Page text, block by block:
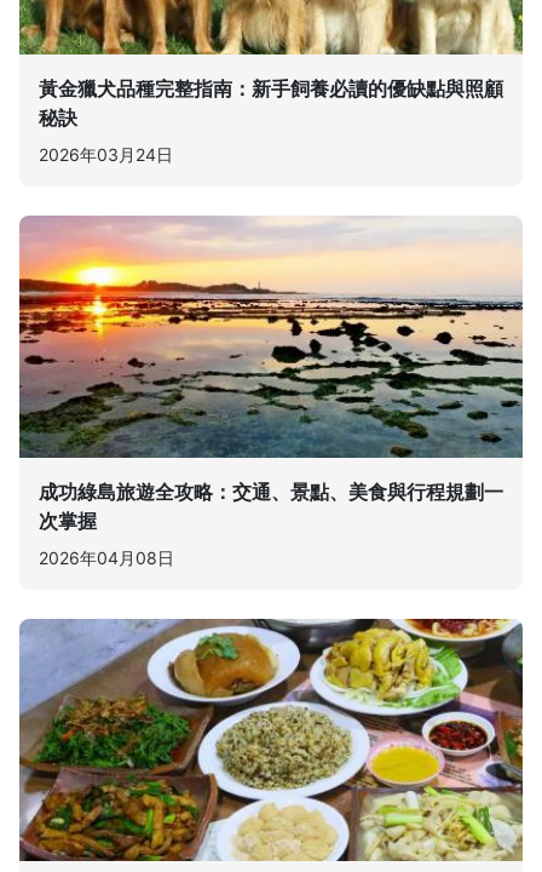
黃金獵犬品種完整指南：新手飼養必讀的優缺點與照顧
秘訣
2026年03月24日
成功綠島旅遊全攻略：交通、景點、美食與行程規劃一
次掌握
2026年04月08日